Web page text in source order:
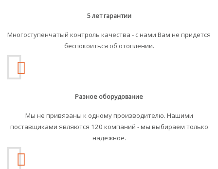
5 лет гарантии
Многоступенчатый контроль качества - с нами Вам не придется
беспокоиться об отоплении.
Разное оборудование
Мы не привязаны к одному производителю. Нашими
поставщиками являются 120 компаний - мы выбираем только
надежное.